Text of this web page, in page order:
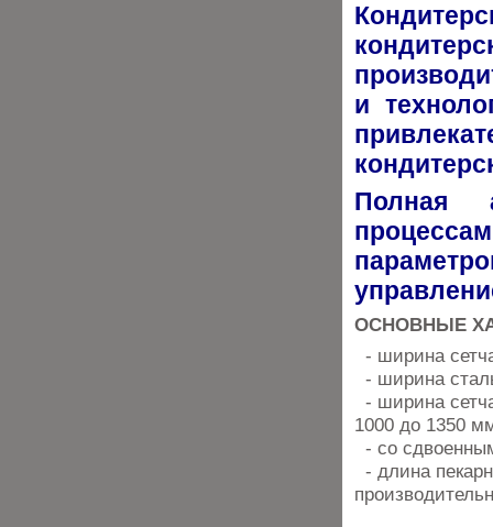
и
Полная
ОСНОВНЫЕ
- ширина
- ширина
- ширина
1000 до 1350
- со
- длина